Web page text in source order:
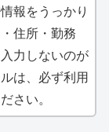
報をうっかり
住所・勤務
力しないのが
は、必ず利用
さい。